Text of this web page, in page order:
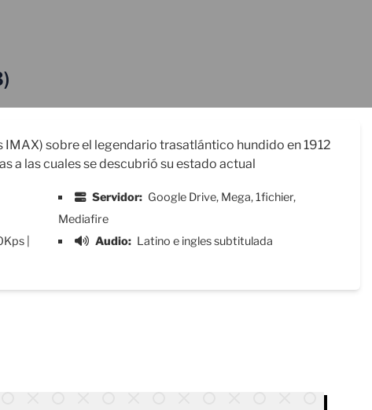
sobre el legendario trasatlántico hundido en 1912
a las cuales se descubrió su estado actual
|
Servidor: Google Drive, Mega, 1fichier,
Mediafire
Audio: Latino e ingles subtitulada